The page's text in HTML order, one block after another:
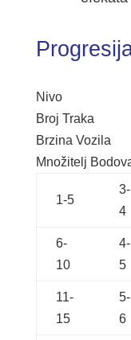
Nivo
Broj Traka
Brzina Vozila
Množitelj
1-5
3-
4
6-
10
4-
5
11-
15
5-
6